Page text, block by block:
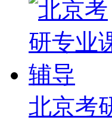
北京考